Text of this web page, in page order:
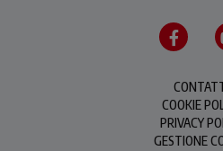
COOKIE
PRIVACY
GESTIONE